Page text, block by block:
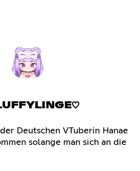
Deutschen VTuberin Hanae
solange man sich an die